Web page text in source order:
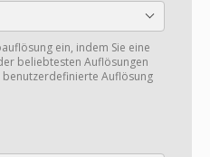
ein, indem Sie eine
beliebtesten Auflösungen
Auflösung